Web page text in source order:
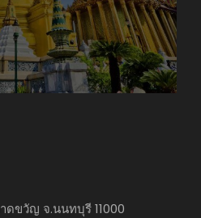
ดขวัญ จ.นนทบุรี 11000